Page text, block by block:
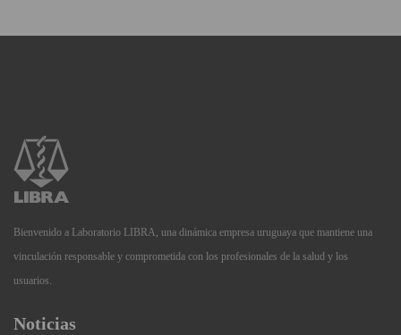
Bienvenido a Laboratorio LIBRA, una dinámica empresa uruguaya que mantiene una
vinculación responsable y comprometida con los profesionales de la salud y los
usuarios.
Noticias